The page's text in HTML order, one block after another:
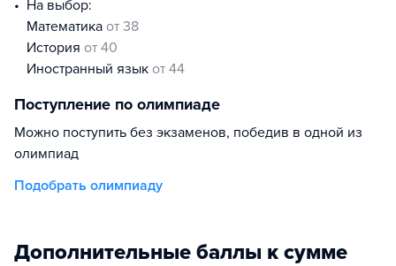
На выбор:
математика от 38
история от 40
иностранный язык от 44
Поступление по олимпиаде
Можно поступить без экзаменов, победив в одной из
олимпиад
Подобрать олимпиаду
Дополнительные баллы к сумме